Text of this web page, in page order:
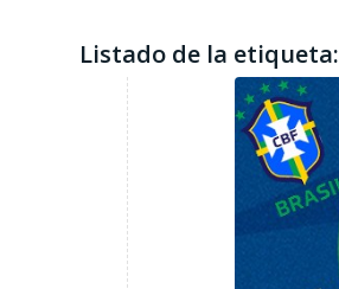
Listado de la etiqueta: